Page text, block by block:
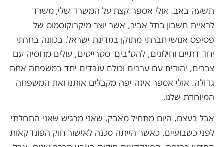
תשעה באב. אולי אספר קצת על המשרד שלי, משרד
לראיית חשבון בתל אביב, אשר יוצר מיקרוקוסמוס של
פסיפס אנושי חברתי מתוקן במדינת ישראל. בכוונה בחרתי
יחד דתיים וחילונים, להט"בים וסטרייטים, עולים מרוסיה עם
צברים, יהודים עם ערבים וכולם עובדים יחד במשפחה אחת
גדולה. אולי אספר איזה יפה מקבלים אותנו ואת המשפחה
המיוחדת שלנו.
אבל בעצם, היום מתחיל מאבק, שאני מרגיש שאני התחלתי
לפני כשבועיים, כאשר הייתה סכנה לאישור חוק הפונדקאות